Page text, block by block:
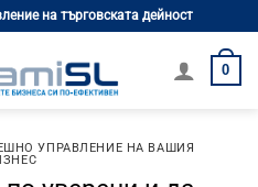
на търговската дейност
0
УПРАВЛЕНИЕ НА ВАШИЯ